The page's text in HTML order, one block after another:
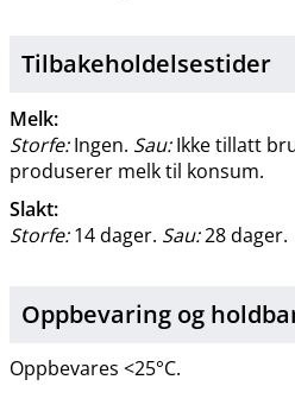
Tilbakeholdelsestider
Melk:
Storfe:Ingen. Sau:Ikke tillatt
produserer melk til konsum.
Slakt:
Storfe:14 dager. Sau:28 dager.
Oppbevaring og
Oppbevares <25°C.